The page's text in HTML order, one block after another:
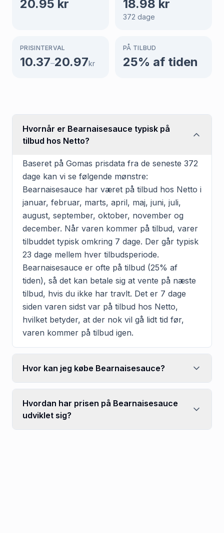
20.95 kr 18.98 kr
372 dage
PRISINTERVAL
10.37–20.97kr
PÅ TILBUD
25% af tiden
Hvornår er Bearnaisesauce typisk på
tilbud hos Netto?
Baseret på Gomas prisdata fra de seneste 372
dage kan vi se følgende mønstre:
Bearnaisesauce har været på tilbud hos Netto i
januar, februar, marts, april, maj, juni, juli,
august, september, oktober, november og
december. Når varen kommer på tilbud, varer
tilbuddet typisk omkring 7 dage. Der går typisk
23 dage mellem hver tilbudsperiode.
Bearnaisesauce er ofte på tilbud (25% af
tiden), så det kan betale sig at vente på næste
tilbud, hvis du ikke har travlt. Det er 7 dage
siden varen sidst var på tilbud hos Netto,
hvilket betyder, at der nok vil gå lidt tid før,
varen kommer på tilbud igen.
Hvor kan jeg købe Bearnaisesauce?
Hvordan har prisen på Bearnaisesauce
udviklet sig?